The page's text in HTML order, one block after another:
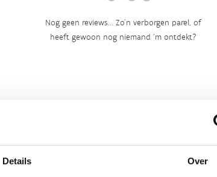
Details Over
Nog geen reviews... Zo’n verborgen parel, of
heeft gewoon nog niemand ‘m ontdekt?